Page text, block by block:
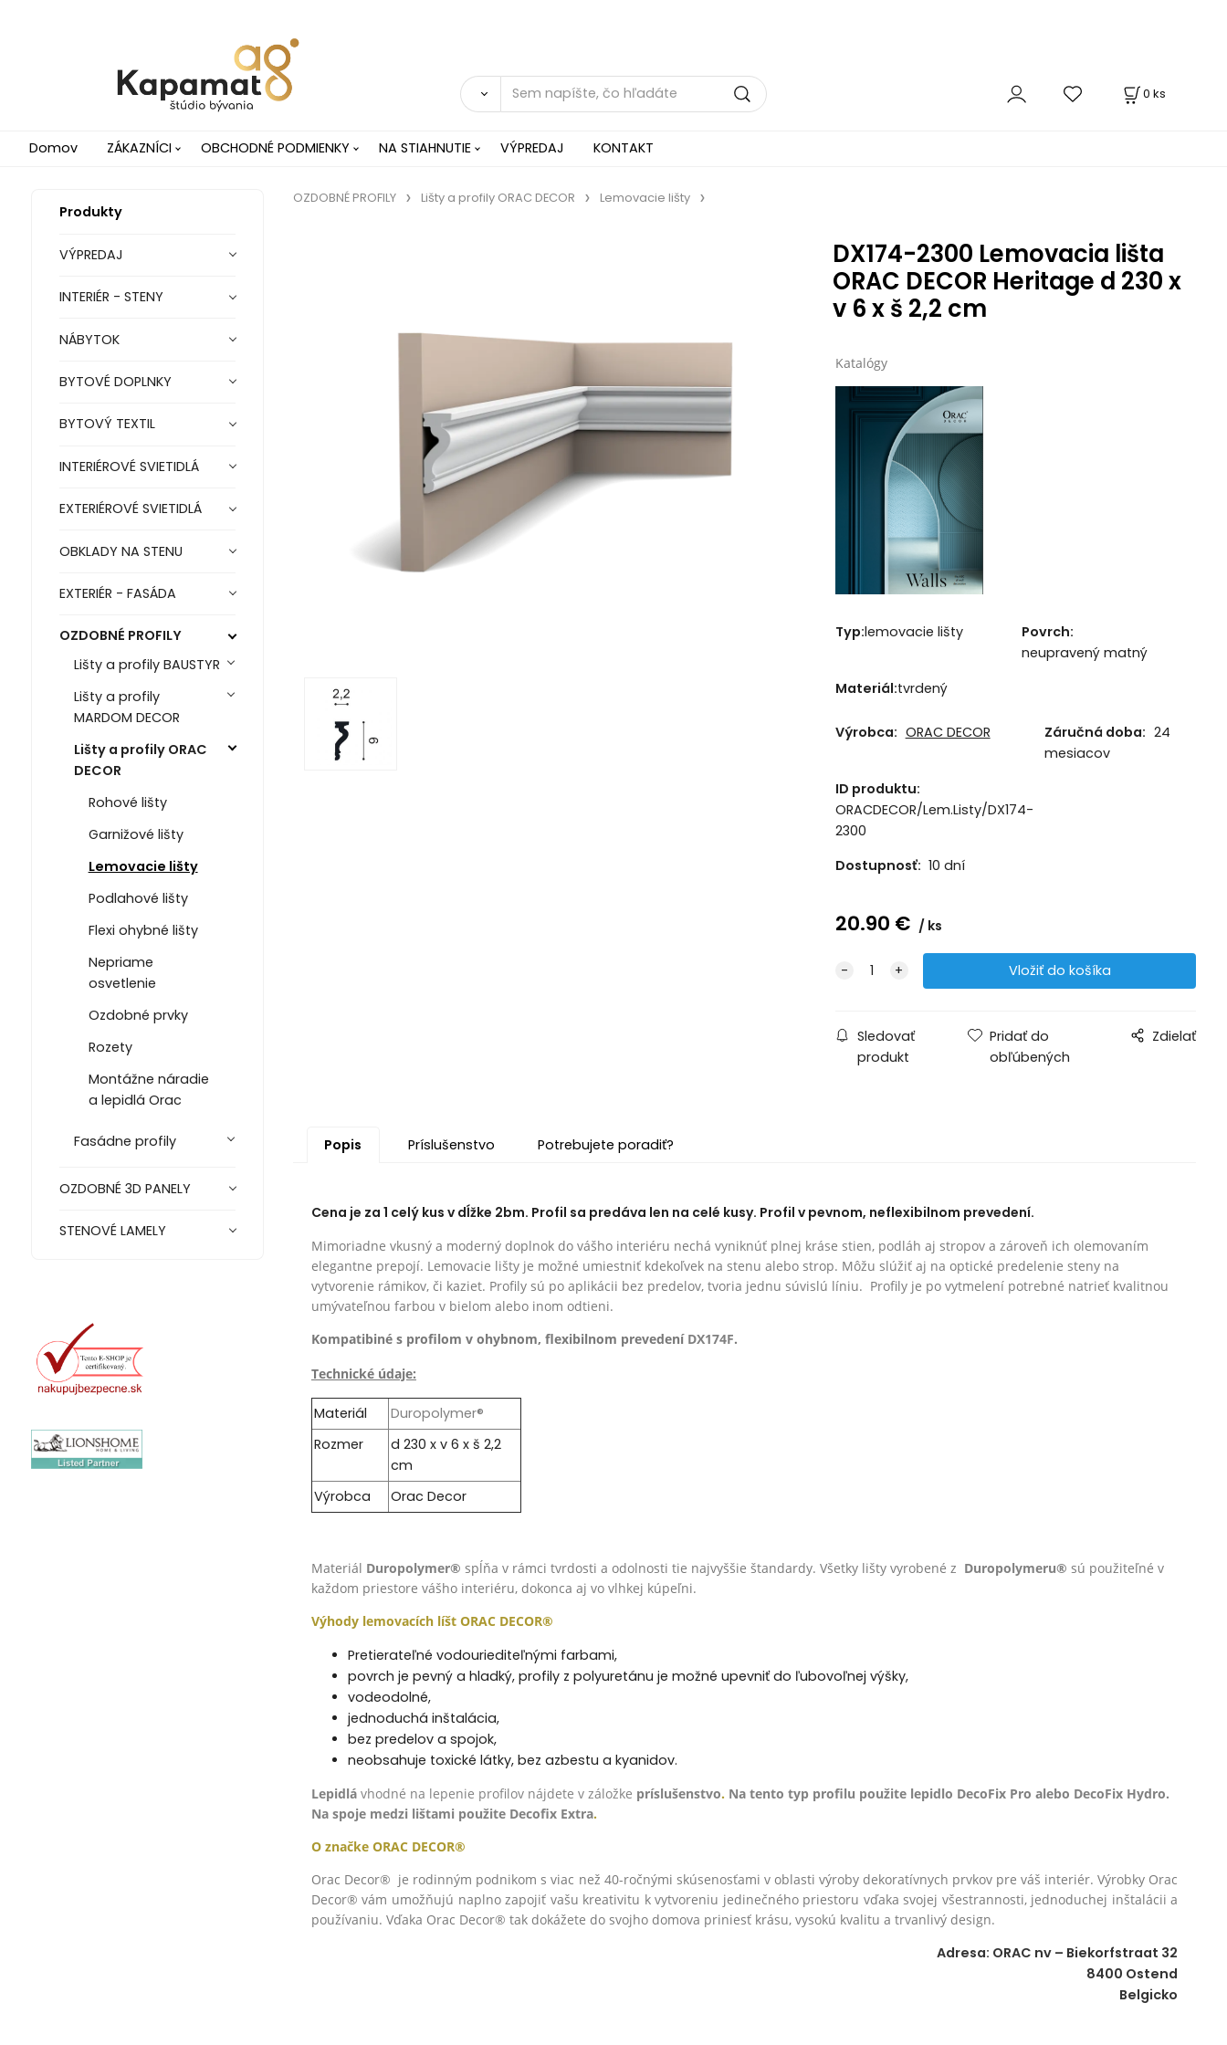
0 ks
Domov ZÁKAZNÍCI OBCHODNÉ PODMIENKY NA STIAHNUTIE VÝPREDAJ KONTAKT
Produkty
VÝPREDAJ
INTERIÉR - STENY
NÁBYTOK
BYTOVÉ DOPLNKY
BYTOVÝ TEXTIL
INTERIÉROVÉ SVIETIDLÁ
EXTERIÉROVÉ SVIETIDLÁ
OBKLADY NA STENU
EXTERIÉR - FASÁDA
OZDOBNÉ PROFILY
Lišty a profily BAUSTYR
Lišty a profily
MARDOM DECOR
Lišty a profily ORAC
DECOR
Rohové lišty
Garnižové lišty
Lemovacie lišty
Podlahové lišty
Flexi ohybné lišty
Nepriame
osvetlenie
Ozdobné prvky
Rozety
Montážne náradie
a lepidlá Orac
Fasádne profily
OZDOBNÉ 3D PANELY
STENOVÉ LAMELY
OZDOBNÉ PROFILY Lišty a profily ORAC DECOR Lemovacie lišty
DX174-2300 Lemovacia lišta
ORAC DECOR Heritage d 230 x
v 6 x š 2,2 cm
Katalógy
Typ:lemovacie lišty
Povrch:
neupravený matný
Materiál:tvrdený
Výrobca: ORAC DECOR Záručná doba: 24
mesiacov
ID produktu:
ORACDECOR/Lem.Listy/DX174-
2300
Dostupnosť: 10 dní
20.90 € ks
Sledovať
produkt
Pridať do
obľúbených
Zdielať
Popis Príslušenstvo Potrebujete poradiť?
Cena je za 1 celý kus v dĺžke 2bm. Profil sa predáva len na celé kusy. Profil v pevnom, neflexibilnom prevedení.
Mimoriadne vkusný a moderný doplnok do vášho interiéru nechá vyniknúť plnej kráse stien, podláh aj stropov a zároveň ich olemovaním
elegantne prepojí. Lemovacie lišty je možné umiestniť kdekoľvek na stenu alebo strop. Môžu slúžiť aj na optické predelenie steny na
vytvorenie rámikov, či kaziet. Profily sú po aplikácii bez predelov, tvoria jednu súvislú líniu. Profily je po vytmelení potrebné natrieť kvalitnou
umývateľnou farbou v bielom alebo inom odtieni.
Kompatibiné s profilom v ohybnom, flexibilnom prevedení DX174F.
Technické údaje:
Materiál
Duropolymer®
Rozmer
d 230 x v 6 x š 2,2
cm
Výrobca
Orac Decor
Materiál Duropolymer® spĺňa v rámci tvrdosti a odolnosti tie najvyššie štandardy. Všetky lišty vyrobené z Duropolymeru® sú použiteľné v
každom priestore vášho interiéru, dokonca aj vo vlhkej kúpeľni.
Výhody lemovacích líšt ORAC DECOR®
Pretierateľné vodouriediteľnými farbami,
povrch je pevný a hladký, profily z polyuretánu je možné upevniť do ľubovoľnej výšky,
vodeodolné,
jednoduchá inštalácia,
bez predelov a spojok,
neobsahuje toxické látky, bez azbestu a kyanidov.
Lepidlá vhodné na lepenie profilov nájdete v záložke príslušenstvo. Na tento typ profilu použite lepidlo DecoFix Pro alebo DecoFix Hydro.
Na spoje medzi lištami použite Decofix Extra.
O značke ORAC DECOR®
Orac Decor® je rodinným podnikom s viac než 40-ročnými skúsenosťami v oblasti výroby dekoratívnych prvkov pre váš interiér. Výrobky Orac
Decor® vám umožňujú naplno zapojiť vašu kreativitu k vytvoreniu jedinečného priestoru vďaka svojej všestrannosti, jednoduchej inštalácii a
používaniu. Vďaka Orac Decor® tak dokážete do svojho domova priniesť krásu, vysokú kvalitu a trvanlivý design.
Adresa: ORAC nv – Biekorfstraat 32
8400 Ostend
Belgicko